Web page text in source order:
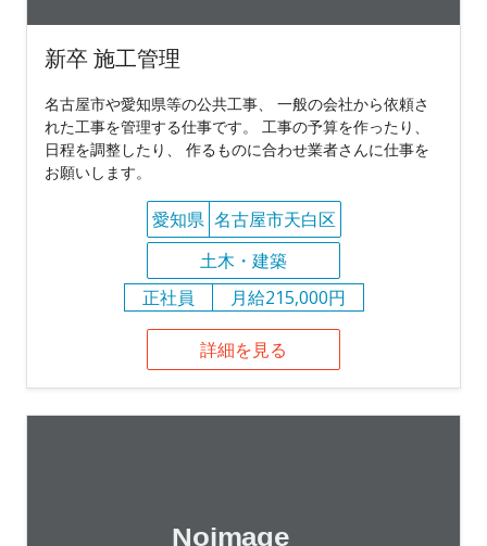
新卒 施工管理
名古屋市や愛知県等の公共工事、 一般の会社から依頼さ
れた工事を管理する仕事です。 工事の予算を作ったり、
日程を調整したり、 作るものに合わせ業者さんに仕事を
お願いします。
愛知県 名古屋市天白区
土木・建築
正社員
月給215,000円
詳細を見る